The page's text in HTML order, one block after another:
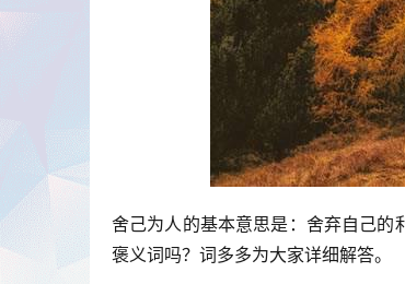
舍己为人的基本意思是：舍弃自己的
褒义词吗？词多多为大家详细解答。